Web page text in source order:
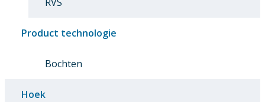
Product technologie
Bochten
Hoek